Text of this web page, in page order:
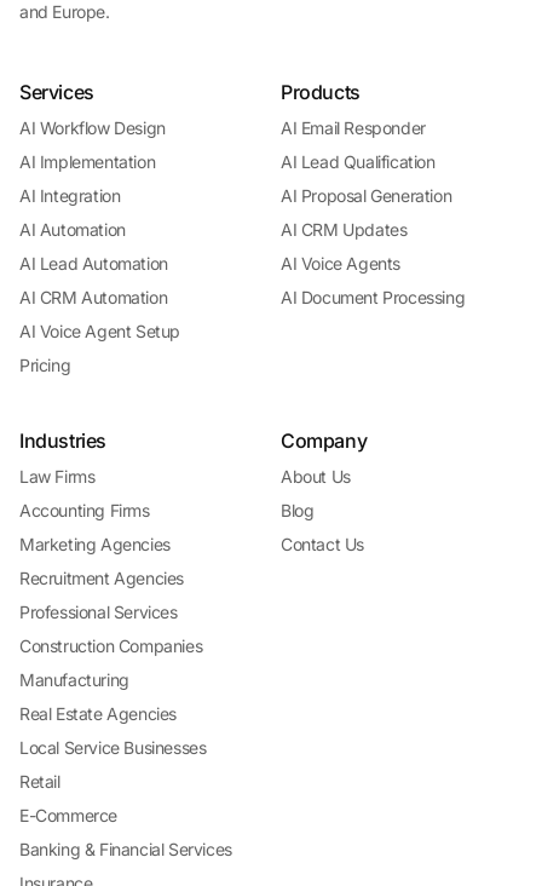
and Europe.
Services
AI Workflow Design
AI Implementation
AI Integration
AI Automation
AI Lead Automation
AI CRM Automation
AI Voice Agent Setup
Pricing
Products
AI Email Responder
AI Lead Qualification
AI Proposal Generation
AI CRM Updates
AI Voice Agents
AI Document Processing
Industries
Law Firms
Accounting Firms
Marketing Agencies
Recruitment Agencies
Professional Services
Construction Companies
Manufacturing
Real Estate Agencies
Local Service Businesses
Retail
E-Commerce
Banking & Financial Services
Company
About Us
Blog
Contact Us